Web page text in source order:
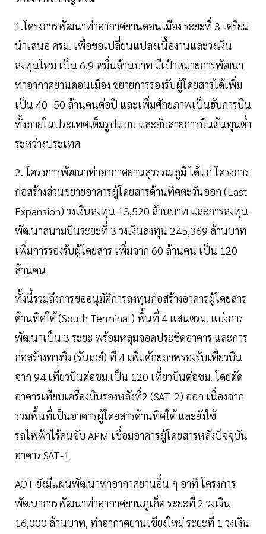
1.โครงการพัฒนาท่าอากาศยานดอนเมือง ระยะที่ 3 เตรียม
นำเสนอ ครม. เพื่อขอเปลี่ยนแปลงเนื้องานและวงเงิน
ลงทุนใหม่ เป็น 6.9 หมื่นล้านบาท มีเป้าหมายการพัฒนา
ท่าอากาศยานดอนเมือง ขยายการรองรับผู้โดยสารได้เพิ่ม
เป็น 40- 50 ล้านคนต่อปี และเพิ่มศักยภาพเป็นฮับการบิน
ทั้งภายในประเทศเต็มรูปแบบ และฮับสายการบินต้นทุนต่ำ
ระหว่างประเทศ
2. โครงการพัฒนาท่าอากาศยานสุวรรณภูมิ ได้แก่ โครงการ
ก่อสร้างส่วนขยายอาคารผู้โดยสารด้านทิศตะวันออก (East
Expansion) วงเงินลงทุน 13,520 ล้านบาท และการลงทุน
พัฒนาสนามบินระยะที่ 3 วงเงินลงทุน 245,369 ล้านบาท
เพิ่มการรองรับผู้โดยสาร เพิ่มจาก 60 ล้านคน เป็น 120
ล้านคน
ทั้งนี้รวมถึงการขออนุมัติการลงทุนก่อสร้างอาคารผู้โดยสาร
ด้านทิศใต้ (South Terminal) พื้นที่ 4 แสนตรม. แบ่งการ
พัฒนาเป็น 3 ระยะ พร้อมหลุมจอดประชิดอาคาร และการ
ก่อสร้างทางวิ่ง (รันเวย์) ที่ 4 เพิ่มศักยภาพรองรับเที่ยวบิน
จาก 94 เที่ยวบินต่อชม.เป็น 120 เที่ยวบินต่อชม. โดยตัด
อาคารเทียบเครื่องบินรองหลังที่2 (SAT-2) ออก เนื่องจาก
รวมพื้นที่เป็นอาคารผู้โดยสารด้านทิศใต้ และยังใช้
รถไฟฟ้าไร้คนขับ APM เชื่อมอาคารผู้โดยสารหลังปัจจุบัน
อาคาร SAT-1
AOT ยังมีแผนพัฒนาท่าอากาศยานอื่น ๆ อาทิ โครงการ
พัฒนาการพัฒนาท่าอากาศยานภูเก็ต ระยะที่ 2 วงเงิน
16,000 ล้านบาท, ท่าอากาศยานเชียงใหม่ ระยะที่ 1 วงเงิน